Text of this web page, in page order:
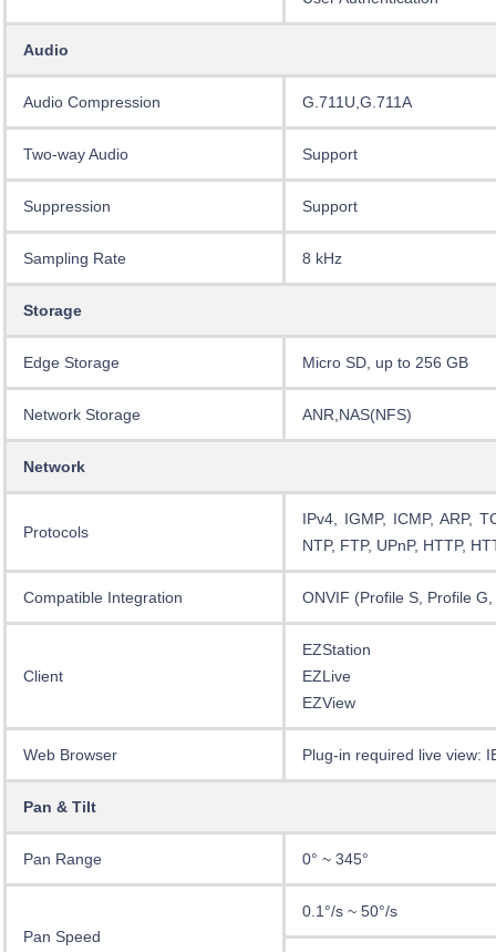
Audio
Audio Compression G.711U,G.711A
Two-way Audio Support
Suppression Support
Sampling Rate 8 kHz
Storage
Edge Storage Micro SD, up to 256 GB
Network Storage ANR,NAS(NFS)
Network
Protocols
IPv4, IGMP, ICMP, ARP,
NTP, FTP, UPnP, HTTP,
Compatible Integration ONVIF (Profile S, Profile
Client
EZStation
EZLive
EZView
Web Browser Plug-in required live view:
Pan & Tilt
Pan Range 0° ~ 345°
Pan Speed
0.1°/s ~ 50°/s